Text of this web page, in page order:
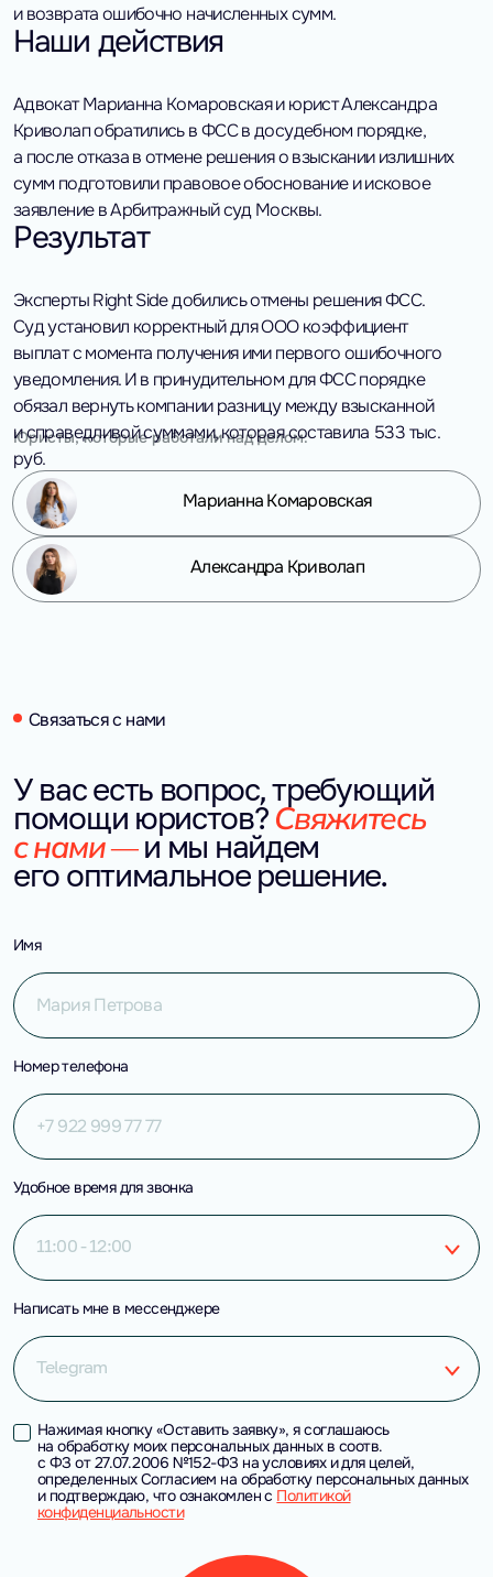
и возврата ошибочно начисленных сумм.
Наши действия
Адвокат Марианна Комаровская и юрист Александра
Криволап обратились в ФСС в досудебном порядке,
а после отказа в отмене решения о взыскании излишних
сумм подготовили правовое обоснование и исковое
заявление в Арбитражный суд Москвы.
Результат
Эксперты Right Side добились отмены решения ФСС.
Суд установил корректный для ООО коэффициент
выплат с момента получения ими первого ошибочного
уведомления. И в принудительном для ФСС порядке
обязал вернуть компании разницу между взысканной
и справедливой суммами, которая составила 533 тыс.
руб.
Юристы, которые работали над делом:
Марианна Комаровская
Александра Криволап
Связаться с нами
У вас есть вопрос, требующий
помощи юристов? Свяжитесь
с нами — и мы найдем
его оптимальное решение.
Имя
Номер телефона
Удобное время для звонка
11:00 - 12:00
Написать мне в мессенджере
Telegram
Нажимая кнопку «Оставить заявку», я соглашаюсь
на обработку моих персональных данных в соотв.
с ФЗ от 27.07.2006 №152-ФЗ на условиях и для целей,
определенных Согласием на обработку персональных данных
и подтверждаю, что ознакомлен с Политикой
конфиденциальности